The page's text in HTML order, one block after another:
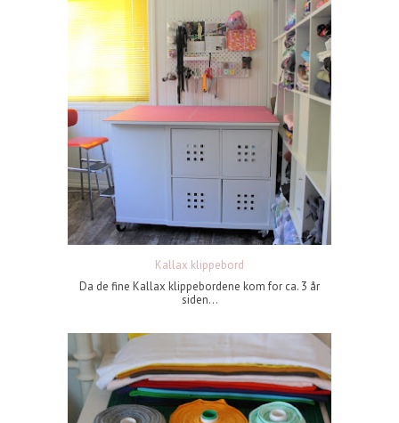
Kallax klippebord
Da de fine Kallax klippebordene kom for ca. 3 år
siden...